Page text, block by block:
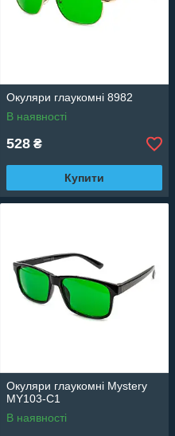
Окуляри глаукомні 8982
В наявності
528 ₴
Купити
Окуляри глаукомні Mystery
MY103-C1
В наявності